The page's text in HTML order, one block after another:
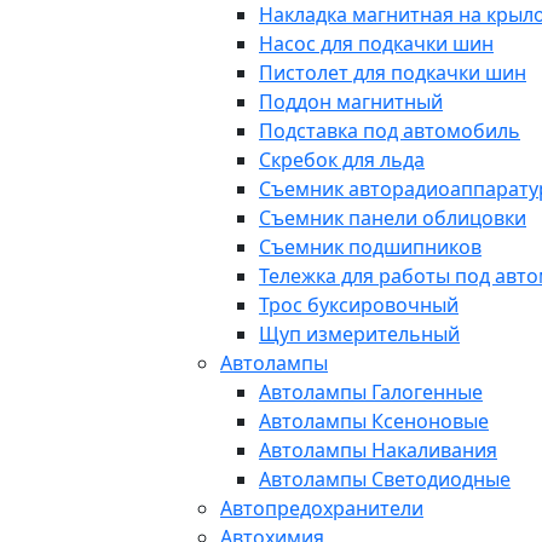
Накладка магнитная на
Насос для подкачки шин
Пистолет для подкачки шин
Поддон магнитный
Подставка под автомобиль
Скребок для льда
Съемник
Съемник панели облицовки
Съемник подшипников
Тележка для работы под
Трос буксировочный
Щуп измерительный
Автолампы
Автолампы Галогенные
Автолампы Ксеноновые
Автолампы Накаливания
Автолампы Светодиодные
Автопредохранители